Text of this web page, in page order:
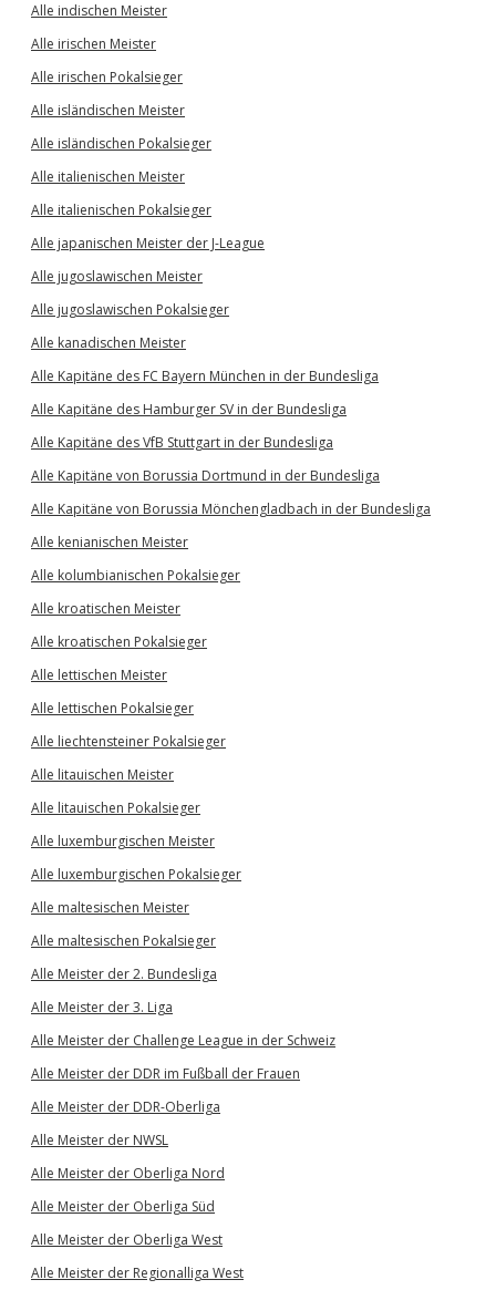
Alle indischen Meister
Alle irischen Meister
Alle irischen Pokalsieger
Alle isländischen Meister
Alle isländischen Pokalsieger
Alle italienischen Meister
Alle italienischen Pokalsieger
Alle japanischen Meister der J-League
Alle jugoslawischen Meister
Alle jugoslawischen Pokalsieger
Alle kanadischen Meister
Alle Kapitäne des FC Bayern München in der Bundesliga
Alle Kapitäne des Hamburger SV in der Bundesliga
Alle Kapitäne des VfB Stuttgart in der Bundesliga
Alle Kapitäne von Borussia Dortmund in der Bundesliga
Alle Kapitäne von Borussia Mönchengladbach in der Bundesliga
Alle kenianischen Meister
Alle kolumbianischen Pokalsieger
Alle kroatischen Meister
Alle kroatischen Pokalsieger
Alle lettischen Meister
Alle lettischen Pokalsieger
Alle liechtensteiner Pokalsieger
Alle litauischen Meister
Alle litauischen Pokalsieger
Alle luxemburgischen Meister
Alle luxemburgischen Pokalsieger
Alle maltesischen Meister
Alle maltesischen Pokalsieger
Alle Meister der 2. Bundesliga
Alle Meister der 3. Liga
Alle Meister der Challenge League in der Schweiz
Alle Meister der DDR im Fußball der Frauen
Alle Meister der DDR-Oberliga
Alle Meister der NWSL
Alle Meister der Oberliga Nord
Alle Meister der Oberliga Süd
Alle Meister der Oberliga West
Alle Meister der Regionalliga West